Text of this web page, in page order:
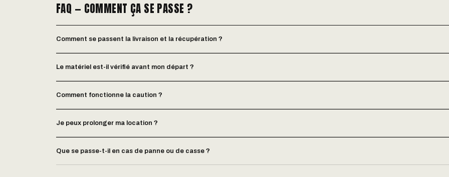
FAQ — COMMENT ÇA SE PASSE ?
Comment se passent la livraison et la récupération ?
Le matériel est-il vérifié avant mon départ ?
Comment fonctionne la caution ?
Je peux prolonger ma location ?
Que se passe-t-il en cas de panne ou de casse ?